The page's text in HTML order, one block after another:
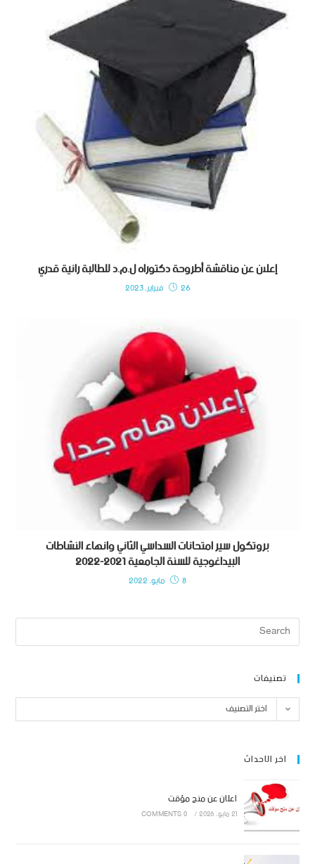
إعلان عن مناقشة أطروحة دكتوراه ل.م.د للطالبة رانية قدري
26 فبراير، 2023
بروتكول سير امتحانات السداسي الثاني وانهاء النشاطات
البيداغوجية للسنة الجامعية 2021-2022
8 مايو، 2022
تصنيفات
اختر التصنيف
اخر الاحداث
اعلان عن منح مؤقت
21 مايو، 2026 /
0 COMMENTS